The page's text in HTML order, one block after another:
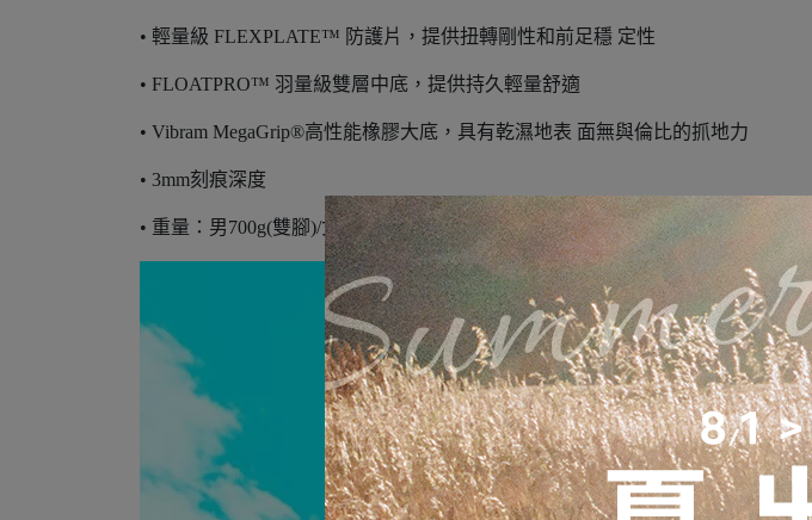
• 輕量級 FLEXPLATE™ 防護片，提供扭轉剛性和前足穩 定性
• FLOATPRO™ 羽量級雙層中底，提供持久輕量舒適
• Vibram MegaGrip®高性能橡膠大底，具有乾濕地表 面無與倫比的抓地力
• 3mm刻痕深度
• 重量：男700g(雙腳)/女600g(雙腳)